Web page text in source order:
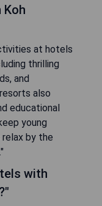
at hotels
thrilling
and
also
educational
young
by the
with